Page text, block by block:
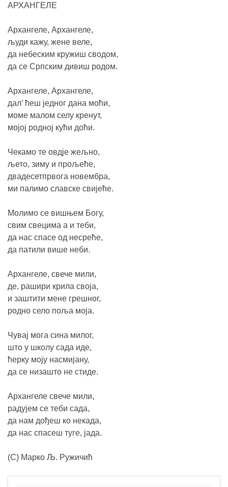
АРХАНГЕЛЕ
Архангеле, Архангеле,
људи кажу, жене веле,
да небеским кружиш сводом,
да се Српским дивиш родом.
Архангеле, Архангеле,
дал’ ћеш једног дана моћи,
моме малом селу кренут,
мојој родној кући доћи.
Чекамо те овдје жељно,
љето, зиму и прољеће,
двадесетпрвога новембра,
ми палимо славске свијеће.
Молимо се вишњем Богу,
свим свецима а и теби,
да нас спасе од несреће,
да патили више неби.
Архангеле, свече мили,
де, рашири крила своја,
и заштити мене грешног,
родно село поља моја.
Чувај мога сина милог,
што у школу сада иде,
ћерку моју насмијану,
да се низашто не стиде.
Архангеле свече мили,
радујем се теби сада,
да нам дођеш ко некада,
да нас спасеш туге, јада.
(C) Марко Љ. Ружичић